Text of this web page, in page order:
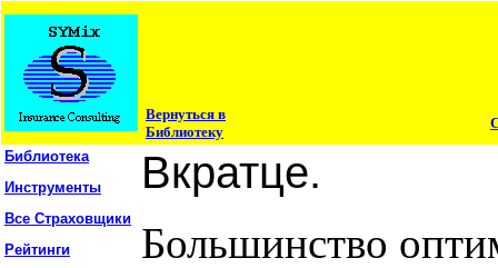
Вернуться в
Библиотеку
Библиотека
Инструменты
Все Страховщики
Рейтинги
Вкратце.
Большинство